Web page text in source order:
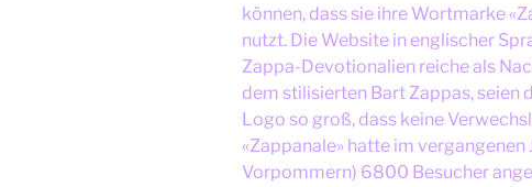
können, dass sie ihre Wortmarke
nutzt. Die Website in englischer
Zappa-Devotionalien reiche als
dem stilisierten Bart Zappas, seien
Logo so groß, dass keine
«Zappanale» hatte im
Vorpommern) 6800 Besucher